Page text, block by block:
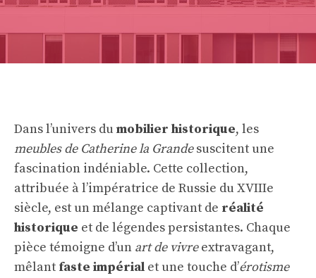
Dans l’univers du mobilier historique, les
meubles de Catherine la Grandesuscitent une
fascination indéniable. Cette collection,
attribuée à l’impératrice de Russie du XVIIIe
siècle, est un mélange captivant de réalité
historique et de légendes persistantes. Chaque
pièce témoigne d’un art de vivreextravagant,
mêlant faste impérial et une touche d’érotisme